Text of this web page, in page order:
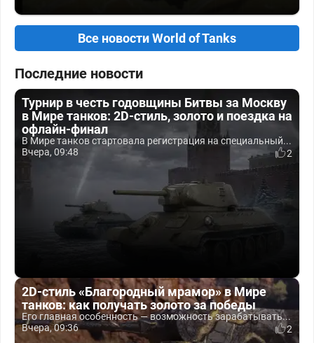
Все новости World of Tanks
Последние новости
Турнир в честь годовщины Битвы за Москву
в Мире танков: 2D-стиль, золото и поездка на
офлайн-финал
В Мире танков стартовала регистрация на специальный...
Вчера, 09:48
2
2D-стиль «Благородный мрамор» в Мире
танков: как получать золото за победы
Его главная особенность — возможность зарабатывать...
Вчера, 09:36
2